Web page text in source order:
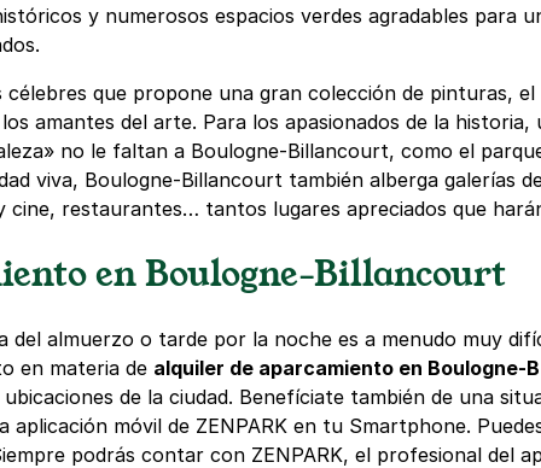
y numerosos espacios verdes agradables para
que propone una gran colección de pinturas,
amantes del arte. Para los apasionados de la
no le faltan a Boulogne-Billancourt, como el
viva, Boulogne-Billancourt también alberga galerías
restaurantes… tantos lugares apreciados que
en Boulogne-Billancourt
almuerzo o tarde por la noche es a menudo muy
en materia de alquiler de aparcamiento en Boulogne-
de la ciudad. Benefíciate también de una
móvil de ZENPARK en tu Smartphone.
podrás contar con ZENPARK, el profesional del